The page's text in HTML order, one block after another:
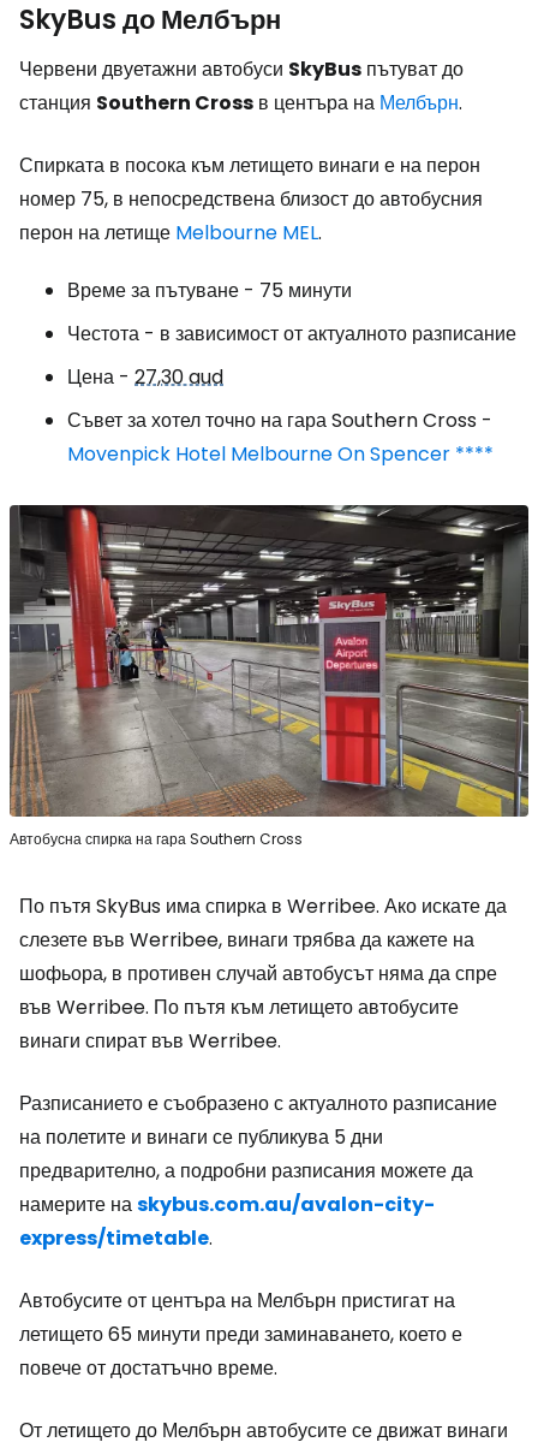
SkyBus до Мелбърн
Червени двуетажни автобуси SkyBus пътуват до
станция Southern Cross в центъра на Мелбърн.
Спирката в посока към летището винаги е на перон
номер 75, в непосредствена близост до автобусния
перон на летище Melbourne MEL.
Време за пътуване - 75 минути
Честота - в зависимост от актуалното разписание
Цена - 27,30 aud
Съвет за хотел точно на гара Southern Cross -
Movenpick Hotel Melbourne On Spencer ****
Автобусна спирка на гара Southern Cross
По пътя SkyBus има спирка в Werribee. Ако искате да
слезете във Werribee, винаги трябва да кажете на
шофьора, в противен случай автобусът няма да спре
във Werribee. По пътя към летището автобусите
винаги спират във Werribee.
Разписанието е съобразено с актуалното разписание
на полетите и винаги се публикува 5 дни
предварително, а подробни разписания можете да
намерите наskybus.com.au/avalon-city-
express/timetable.
Автобусите от центъра на Мелбърн пристигат на
летището 65 минути преди заминаването, което е
повече от достатъчно време.
От летището до Мелбърн автобусите се движат винаги